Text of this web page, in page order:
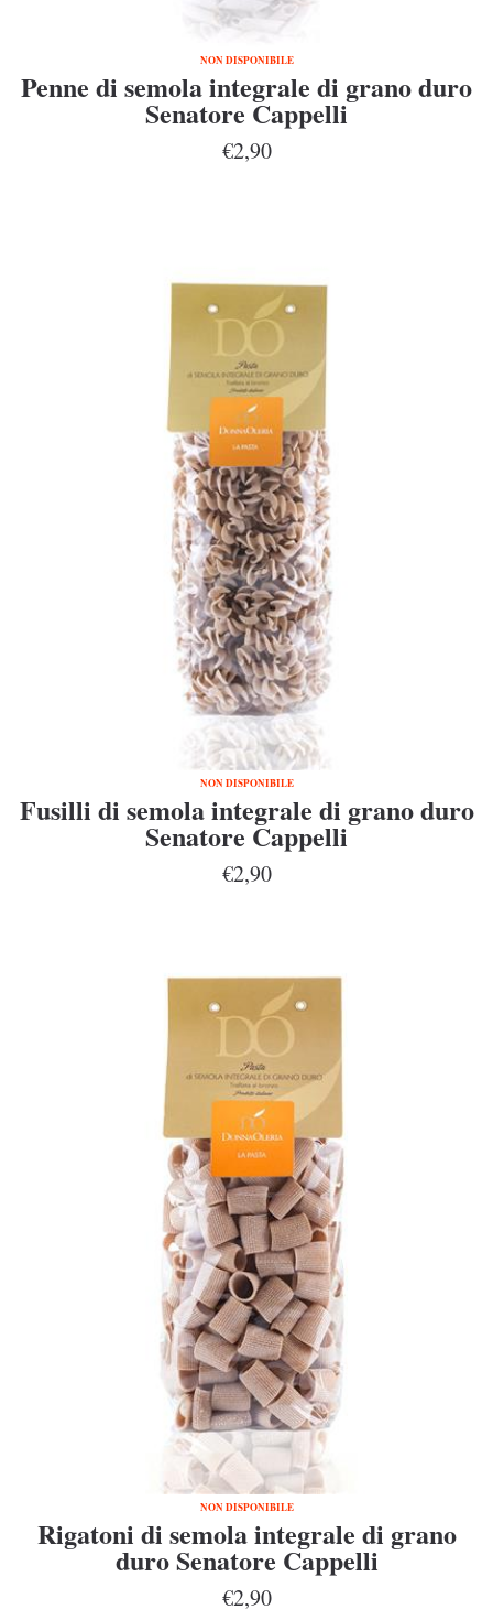
NON DISPONIBILE
Penne di semola integrale di grano duro
Senatore Cappelli
€2,90
NON DISPONIBILE
Fusilli di semola integrale di grano duro
Senatore Cappelli
€2,90
NON DISPONIBILE
Rigatoni di semola integrale di grano
duro Senatore Cappelli
€2,90